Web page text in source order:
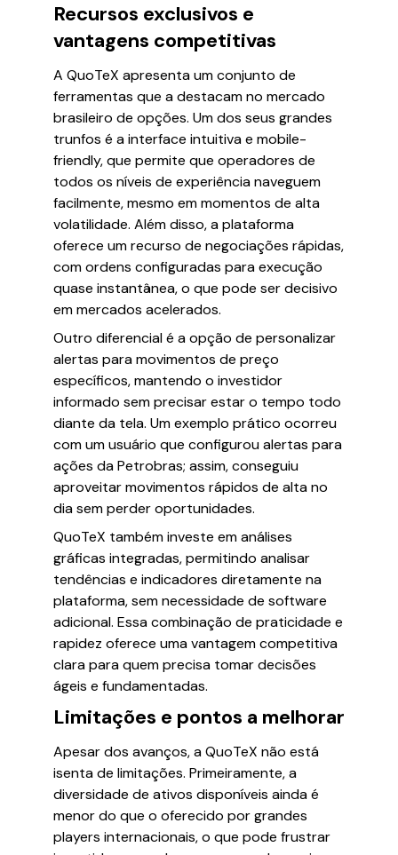
Recursos exclusivos e
vantagens competitivas
A QuoTeX apresenta um conjunto de
ferramentas que a destacam no mercado
brasileiro de opções. Um dos seus grandes
trunfos é a interface intuitiva e mobile-
friendly, que permite que operadores de
todos os níveis de experiência naveguem
facilmente, mesmo em momentos de alta
volatilidade. Além disso, a plataforma
oferece um recurso de negociações rápidas,
com ordens configuradas para execução
quase instantânea, o que pode ser decisivo
em mercados acelerados.
Outro diferencial é a opção de personalizar
alertas para movimentos de preço
específicos, mantendo o investidor
informado sem precisar estar o tempo todo
diante da tela. Um exemplo prático ocorreu
com um usuário que configurou alertas para
ações da Petrobras; assim, conseguiu
aproveitar movimentos rápidos de alta no
dia sem perder oportunidades.
QuoTeX também investe em análises
gráficas integradas, permitindo analisar
tendências e indicadores diretamente na
plataforma, sem necessidade de software
adicional. Essa combinação de praticidade e
rapidez oferece uma vantagem competitiva
clara para quem precisa tomar decisões
ágeis e fundamentadas.
Limitações e pontos a melhorar
Apesar dos avanços, a QuoTeX não está
isenta de limitações. Primeiramente, a
diversidade de ativos disponíveis ainda é
menor do que o oferecido por grandes
players internacionais, o que pode frustrar